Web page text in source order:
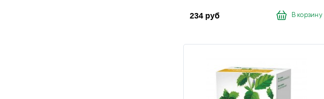
234 руб В корзину